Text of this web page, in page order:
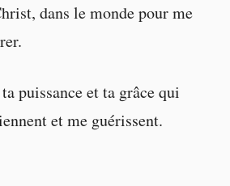
dans le monde pour me
puissance et ta grâce qui
et me guérissent.